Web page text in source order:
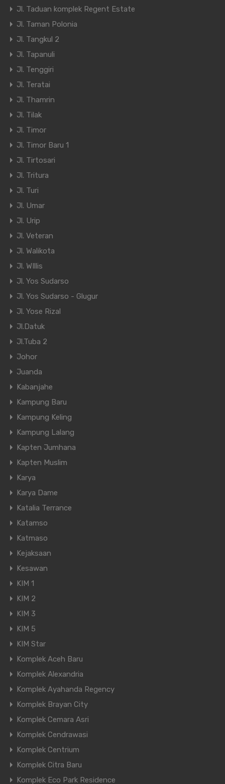
Jl. Taduan komplek Regent Estate
Jl. Taman Polonia
Jl. Tangkul 2
Jl. Tapanuli
Jl. Tenggiri
Jl. Teratai
Jl. Thamrin
Jl. Tilak
Jl. Timor
Jl. Timor Baru 1
Jl. Tirtosari
Jl. Tritura
Jl. Turi
Jl. Umar
Jl. Urip
Jl. Veteran
Jl. Walikota
Jl. WIllis
Jl. Yos Sudarso
Jl. Yos Sudarso - Glugur
Jl. Yose Rizal
Jl.Datuk
Jl.Tuba 2
Johor
Juanda
Kabanjahe
Kampung Baru
Kampung Keling
Kampung Lalang
Kapten Jumhana
Kapten Muslim
Karya
Karya Dame
Katalia Terrance
Katamso
Katmaso
Kejaksaan
Kesawan
KIM 1
KIM 2
KIM 3
KIM 5
KIM Star
Komplek Aceh Baru
Komplek Alexandria
Komplek Ayahanda Regency
Komplek Brayan City
Komplek Cemara Asri
Komplek Cendrawasi
Komplek Centrium
Komplek Citra Baru
Komplek Eco Park Residence